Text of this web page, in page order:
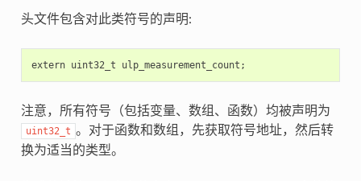
头文件包含对此类符号的声明:
extern uint32_t ulp_measurement_count ;
注意，所有符号（包括变量、数组、函数）均被声明为
uint32_t 。对于函数和数组，先获取符号地址，然后转
换为适当的类型。